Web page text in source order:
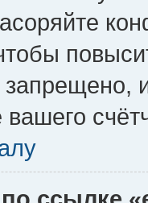
вашего